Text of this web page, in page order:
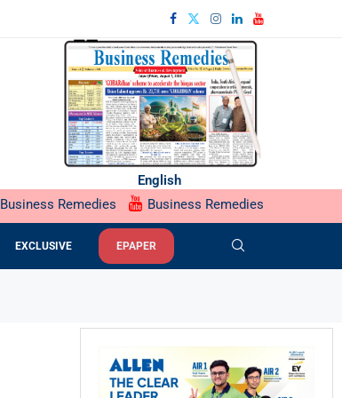
English
Business Remedies Business Remedies
EXCLUSIVE EPAPER